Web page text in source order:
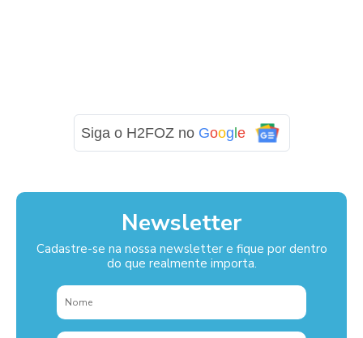
Siga o H2FOZ no Google
Newsletter
Cadastre-se na nossa newsletter e fique por dentro
do que realmente importa.